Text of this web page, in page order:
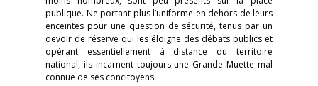
publique. Ne portant plus l’uniforme en dehors de leurs
enceintes pour une question de sécurité, tenus par un
devoir de réserve qui les éloigne des débats publics et
opérant essentiellement à distance du territoire
national, ils incarnent toujours une Grande Muette mal
connue de ses concitoyens.